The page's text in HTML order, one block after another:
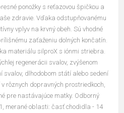
ponožky s reťazovou špičkou a
zdravie. Vďaka odstupňovanému
vplyv na krvný obeh. Sú vhodné
zaťaženiu dolných končatín.
materiálu silproX s iónmi striebra.
regenerácii svalov, zvýšenom
svalov, dlhodobom státí alebo sedení
rôznych dopravných prostriedkoch,
pre nastávajúce matky. Odborný
merané oblasti: časť chodidla - 14